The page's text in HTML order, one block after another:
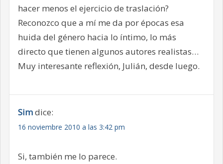
hacer menos el ejercicio de traslación?
Reconozco que a mí me da por épocas esa
huida del género hacia lo íntimo, lo más
directo que tienen algunos autores realistas…
Muy interesante reflexión, Julián, desde luego.
Simdice:
16 noviembre 2010 a las 3:42 pm
Si, también me lo parece.